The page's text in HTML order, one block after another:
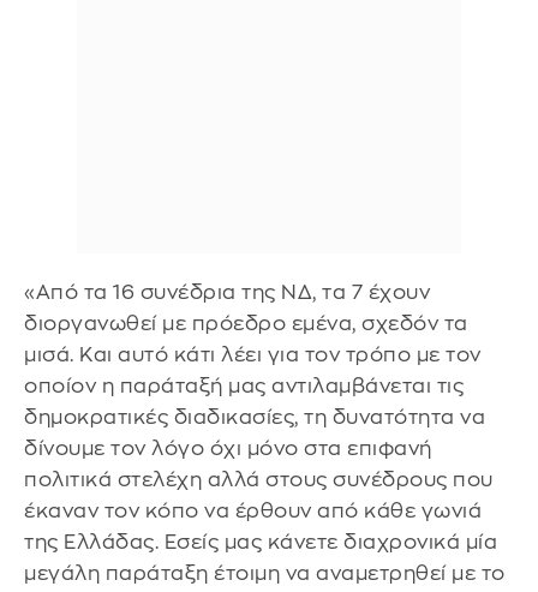
«Από τα 16 συνέδρια της ΝΔ, τα 7 έχουν
διοργανωθεί με πρόεδρο εμένα, σχεδόν τα
μισά. Και αυτό κάτι λέει για τον τρόπο με τον
οποίον η παράταξή μας αντιλαμβάνεται τις
δημοκρατικές διαδικασίες, τη δυνατότητα να
δίνουμε τον λόγο όχι μόνο στα επιφανή
πολιτικά στελέχη αλλά στους συνέδρους που
έκαναν τον κόπο να έρθουν από κάθε γωνιά
της Ελλάδας. Εσείς μας κάνετε διαχρονικά μία
μεγάλη παράταξη έτοιμη να αναμετρηθεί με το